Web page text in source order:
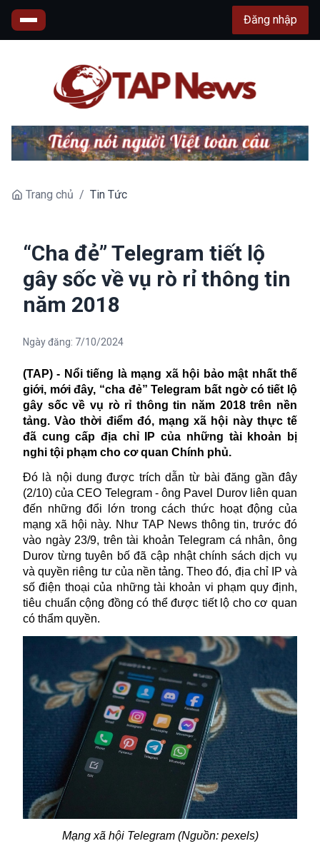
Đăng nhập
Trang chủ / Tin Tức
“Cha đẻ” Telegram tiết lộ
gây sốc về vụ rò rỉ thông tin
năm 2018
Ngày đăng: 7/10/2024
(TAP) - Nổi tiếng là mạng xã hội bảo mật nhất thế
giới, mới đây, “cha đẻ” Telegram bất ngờ có tiết lộ
gây sốc về vụ rò rỉ thông tin năm 2018 trên nền
tảng. Vào thời điểm đó, mạng xã hội này thực tế
đã cung cấp địa chỉ IP của những tài khoản bị
nghi tội phạm cho cơ quan Chính phủ.
Đó là nội dung được trích dẫn từ bài đăng gần đây
(2/10) của CEO Telegram - ông Pavel Durovliên quan
đến những đổi lớn trong cách thức hoạt động của
mạng xã hội này. Như TAP News thông tin, trước đó
vào ngày 23/9, trên tài khoản Telegram cá nhân, ông
Durov từng tuyên bố đã cập nhật chính sách dịch vụ
và quyền riêng tư của nền tảng. Theo đó, địa chỉ IP và
số điện thoại của những tài khoản vi phạm quy định,
tiêu chuẩn cộng đồng có thể được tiết lộ cho cơ quan
có thẩm quyền.
Mạng xã hội Telegram (Nguồn: pexels)